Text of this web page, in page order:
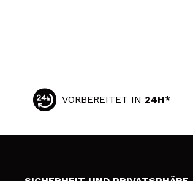
VORBEREITET IN 24H*